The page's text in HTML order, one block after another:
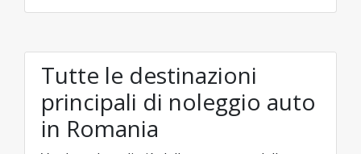
Tutte le destinazioni
principali di noleggio auto
in Romania